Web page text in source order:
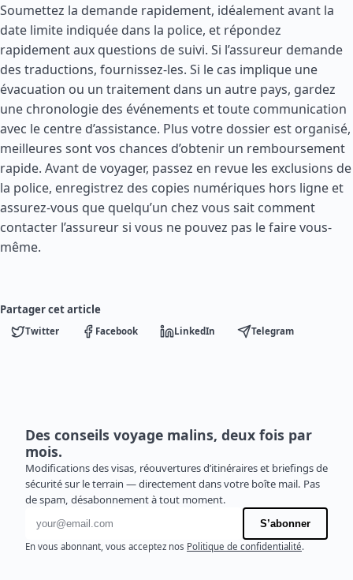
Soumettez la demande rapidement, idéalement avant la
date limite indiquée dans la police, et répondez
rapidement aux questions de suivi. Si l’assureur demande
des traductions, fournissez-les. Si le cas implique une
évacuation ou un traitement dans un autre pays, gardez
une chronologie des événements et toute communication
avec le centre d’assistance. Plus votre dossier est organisé,
meilleures sont vos chances d’obtenir un remboursement
rapide. Avant de voyager, passez en revue les exclusions de
la police, enregistrez des copies numériques hors ligne et
assurez-vous que quelqu’un chez vous sait comment
contacter l’assureur si vous ne pouvez pas le faire vous-
même.
Partager cet article
Twitter Facebook LinkedIn Telegram
Des conseils voyage malins, deux fois par
mois.
Modifications des visas, réouvertures d’itinéraires et briefings de
sécurité sur le terrain — directement dans votre boîte mail. Pas
de spam, désabonnement à tout moment.
Adresse e-mail
S’abonner
En vous abonnant, vous acceptez nos Politique de confidentialité.